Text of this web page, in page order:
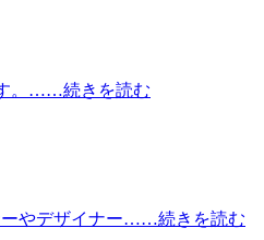
す。……続きを読む
ーやデザイナー……続きを読む